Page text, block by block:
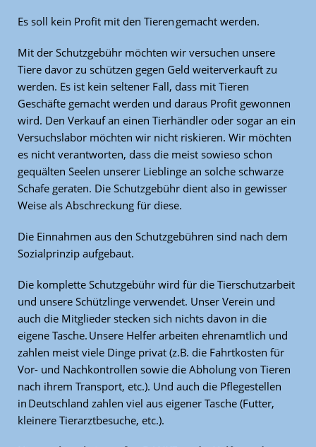
Es soll kein Profit mit den Tieren gemacht werden.
Mit der Schutzgebühr möchten wir versuchen unsere
Tiere davor zu schützen gegen Geld weiterverkauft zu
werden. Es ist kein seltener Fall, dass mit Tieren
Geschäfte gemacht werden und daraus Profit gewonnen
wird. Den Verkauf an einen Tierhändler oder sogar an ein
Versuchslabor möchten wir nicht riskieren. Wir möchten
es nicht verantworten, dass die meist sowieso schon
gequälten Seelen unserer Lieblinge an solche schwarze
Schafe geraten. Die Schutzgebühr dient also in gewisser
Weise als Abschreckung für diese.
Die Einnahmen aus den Schutzgebühren sind nach dem
Sozialprinzip aufgebaut.
Die komplette Schutzgebühr wird für die Tierschutzarbeit
und unsere Schützlinge verwendet. Unser Verein und
auch die Mitglieder stecken sich nichts davon in die
eigene Tasche. Unsere Helfer arbeiten ehrenamtlich und
zahlen meist viele Dinge privat (z.B. die Fahrtkosten für
Vor- und Nachkontrollen sowie die Abholung von Tieren
nach ihrem Transport, etc.). Und auch die Pflegestellen
in Deutschland zahlen viel aus eigener Tasche (Futter,
kleinere Tierarztbesuche, etc.).